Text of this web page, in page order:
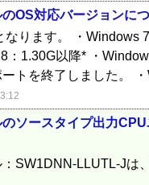
OS対応バージョンに
ります。 ・Windows
：1.30G以降* ・
トを終了しました。
ソースタイプ出力CPU
SW1DNN-LLUTL-Jは